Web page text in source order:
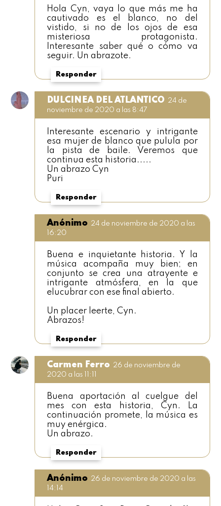
Hola Cyn, vaya lo que más me ha
cautivado es el blanco, no del
vistido, si no de los ojos de esa
misteriosa protagonista.
Interesante saber qué o cómo va
seguir. Un abrazote.
Responder
DULCINEA DEL ATLANTICO 24 de
noviembre de 2020 a las 8:47
Interesante escenario y intrigante
esa mujer de blanco que pulula por
la pista de baile. Veremos que
continua esta historia.....
Un abrazo Cyn
Puri
Responder
Anónimo 24 de noviembre de 2020 a las
16:20
Buena e inquietante historia. Y la
música acompaña muy bien; en
conjunto se crea una atrayente e
intrigante atmósfera, en la que
elucubrar con ese final abierto.
Un placer leerte, Cyn.
Abrazos!
Responder
Carmen Ferro 26 de noviembre de
2020 a las 11:11
Buena aportación al cuelgue del
mes con esta historia, Cyn. La
continuación promete, la música es
muy enérgica.
Un abrazo.
Responder
Anónimo 26 de noviembre de 2020 a las
14:14